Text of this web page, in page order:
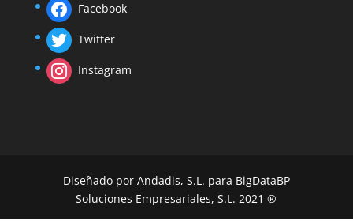
Facebook
Twitter
Instagram
Diseñado por Andadis, S.L. para BigDataBP
Soluciones Empresariales, S.L. 2021 ®